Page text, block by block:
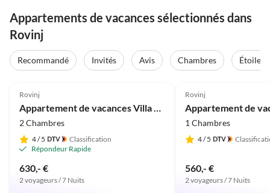
Appartements de vacances sélectionnés dans
Rovinj
Recommandé Invités Avis Chambres
Étoiles
Rovinj
2 Chambres
4/ 5
Classification
Répondeur Rapide
630,- €
2 voyageurs / 7 Nuits
Rovinj
1 Chambres
4/ 5
560,- €
2 voyageurs / 7 Nuits